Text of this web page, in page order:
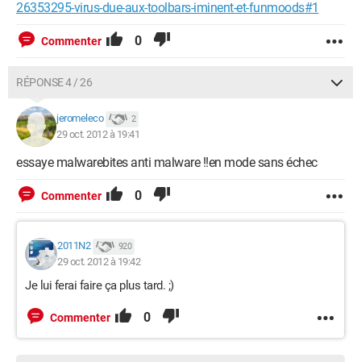
26353295-virus-due-aux-toolbars-iminent-et-funmoods#1
Commenter 0
RÉPONSE 4 / 26
jeromeleco 2
29 oct. 2012 à 19:41
essaye malwarebites anti malware !!en mode sans échec
Commenter 0
2011N2 920
29 oct. 2012 à 19:42
Je lui ferai faire ça plus tard. ;)
Commenter 0